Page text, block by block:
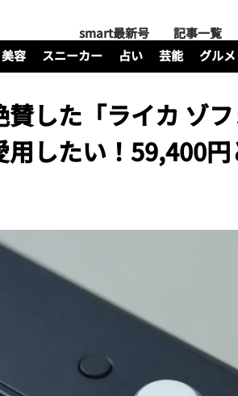
smart最新号 記事一覧
美容 スニーカー 占い 芸能 グルメ
賛した「ライカ ゾ
したい！59,400